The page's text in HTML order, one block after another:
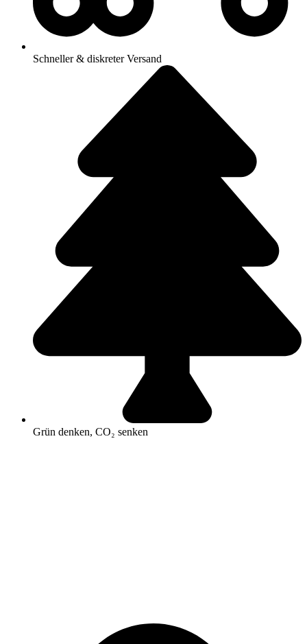
Schneller & diskreter Versand
Grün denken, CO₂ senken